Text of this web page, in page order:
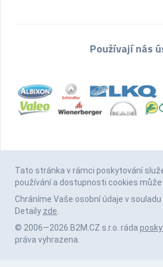
Používají nás
Tato stránka v rámci poskytování
používání a dostupnosti cookies
Chráníme Vaše osobní údaje v
Detaily zde.
© 2006—2026 B2M.CZ s.r.o. ráda
práva vyhrazena.